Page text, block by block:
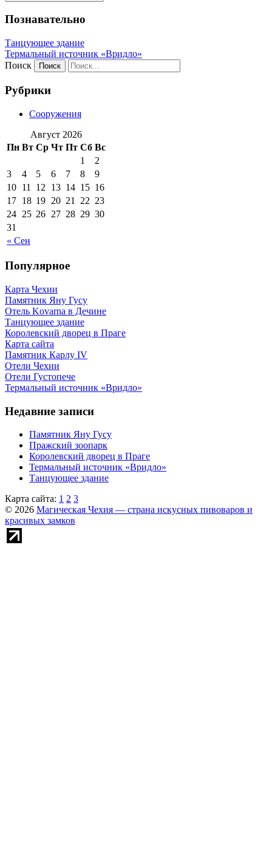
Познавательно
Танцующее здание
Термальный источник «Вридло»
Поиск
Рубрики
Сооружения
Август 2026
Пн Вт Ср Чт Пт Сб Вс
« Сен
1
2
3
4 5 6 7 8
9
10 11 12 13 14 15 16
17 18 19 20 21 22 23
24 25 26 27 28 29 30
31
Популярное
Карта Чехии
Памятник Яну Гусу
Отель Kovarna в Дечине
Танцующее здание
Королевский дворец в Праге
Карта сайта
Памятник Карлу IV
Отели Чехии
Отели Густопече
Термальный источник «Вридло»
Недавние записи
Памятник Яну Гусу
Пражский зоопарк
Королевский дворец в Праге
Термальный источник «Вридло»
Танцующее здание
Карта сайта: 1 2 3
© 2026 Магическая Чехия — страна искусных пивоваров и
красивых замков